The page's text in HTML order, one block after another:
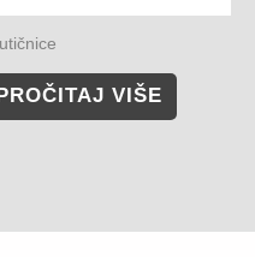
PROČITAJ VIŠE